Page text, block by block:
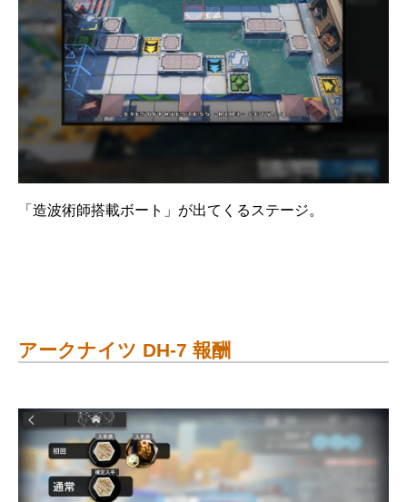
「造波術師搭載ボート」が出てくるステージ。
アークナイツ DH-7 報酬